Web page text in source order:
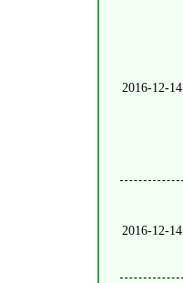
2016-12-14
2016-12-14